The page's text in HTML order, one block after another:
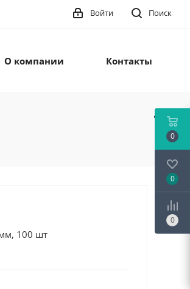
Поиск
Войти
О компании Контакты
100 шт
0
0
0